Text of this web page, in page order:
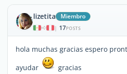
lizetita Miembro
| 17POSTS
hola muchas gracias espero
ayudar
gracias